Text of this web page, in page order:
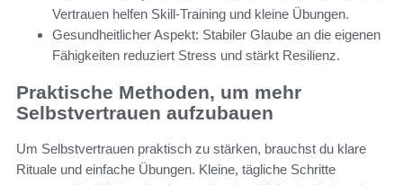
Vertrauen helfen Skill-Training und kleine Übungen.
Gesundheitlicher Aspekt: Stabiler Glaube an die eigenen
Fähigkeiten reduziert Stress und stärkt Resilienz.
Praktische Methoden, um mehr
Selbstvertrauen aufzubauen
Um Selbstvertrauen praktisch zu stärken, brauchst du klare
Rituale und einfache Übungen. Kleine, tägliche Schritte